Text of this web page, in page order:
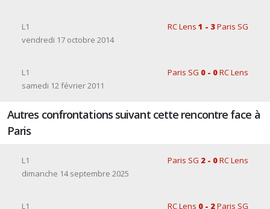
L1 RC Lens 1 - 3Paris SG
vendredi 17 octobre 2014
L1 Paris SG 0 - 0RC Lens
samedi 12 février 2011
Autres confrontations suivant cette rencontre face à
Paris
L1 Paris SG 2 - 0RC Lens
dimanche 14 septembre 2025
L1 RC Lens 0 - 2Paris SG